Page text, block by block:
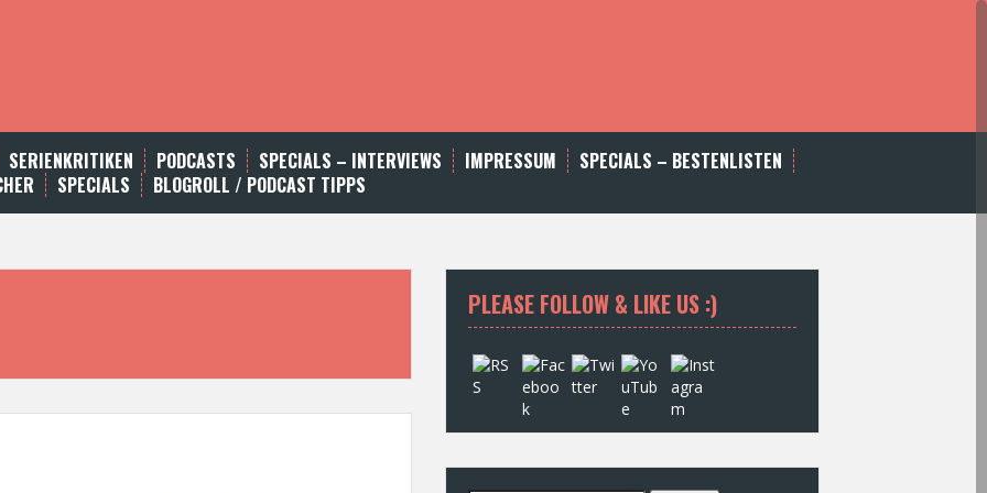
SERIENKRITIKEN PODCASTS SPECIALS – INTERVIEWS IMPRESSUM
SPECIALS – BESTENLISTEN
SPECIALS BLOGROLL / PODCAST TIPPS
PLEASE FOLLOW & LIKE US :)